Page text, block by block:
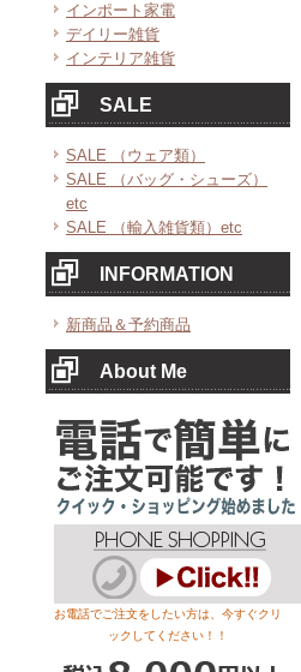
インポート家電
デイリー雑貨
インテリア雑貨
SALE
SALE （ウェア類）
SALE （バッグ・シューズ）
etc
SALE （輸入雑貨類）etc
INFORMATION
新商品＆予約商品
About Me
お電話でご注文をしたい方は、今すぐクリ
ックしてください！！